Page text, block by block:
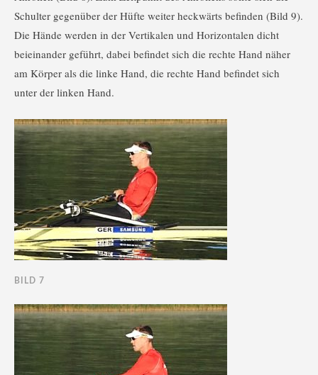
Schulter gegenüber der Hüfte weiter heckwärts befinden (Bild 9).
Die Hände werden in der Vertikalen und Horizontalen dicht
beieinander geführt, dabei befindet sich die rechte Hand näher
am Körper als die linke Hand, die rechte Hand befindet sich
unter der linken Hand.
BILD 7